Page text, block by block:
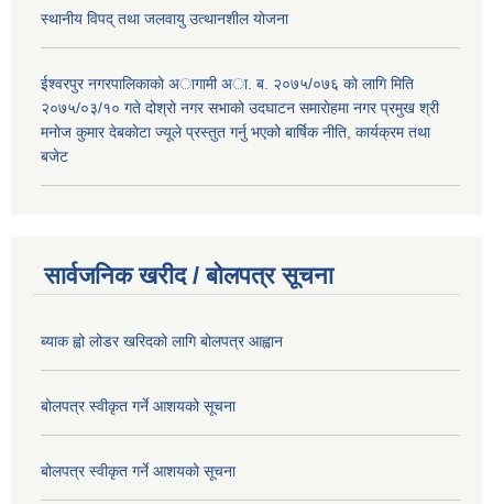
स्थानीय विपद् तथा जलवायु उत्थानशील योजना
ईश्वरपुर नगरपालिकाकाे अागामी अा. ब. २०७५/०७६ काे लागि मिति
२०७५/०३/१० गते दोश्रो नगर सभाको उदघाटन समाराेहमा नगर प्रमुख श्री
मनाेज कुमार देबकाेटा ज्यूले प्रस्तुत गर्नु भएको बार्षिक नीति, कार्यक्रम तथा
बजेट
सार्वजनिक खरीद / बोलपत्र सूचना
ब्याक ह्वो लोडर खरिदको लागि बोलपत्र आह्वान
बोलपत्र स्वीकृत गर्ने आशयको सूचना
बोलपत्र स्वीकृत गर्ने आशयको सूचना